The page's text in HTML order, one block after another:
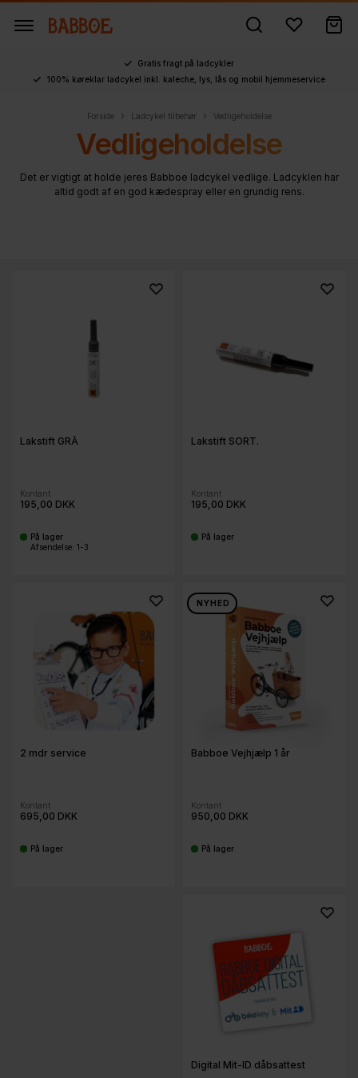
Gratis fragt på ladcykler
100% køreklar ladcykel inkl. kaleche, lys, lås og mobil hjemmeservice
Forside › Ladcykel tilbehør › Vedligeholdelse
Vedligeholdelse
Det er vigtigt at holde jeres Babboe ladcykel vedlige. Ladcyklen har
altid godt af en god kædespray eller en grundig rens.
Lakstift GRÅ
Kontant
195,00 DKK
På lager
Afsendelse: 1-3
Lakstift SORT.
Kontant
195,00 DKK
På lager
2 mdr service
Kontant
695,00 DKK
På lager
NYHED
Babboe Vejhjælp 1 år
Kontant
950,00 DKK
På lager
Digital Mit-ID dåbsattest